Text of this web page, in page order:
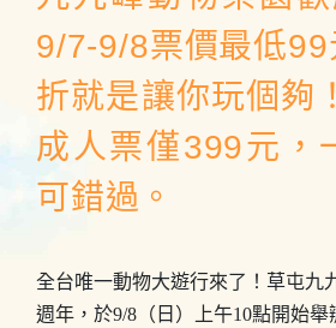
9/7-9/8票價最低99
折就是讓你玩個夠
成人票僅399元，
可錯過。
全台唯一動物大遊行來了！草屯九
週年，於9/8（日）上午10點開始